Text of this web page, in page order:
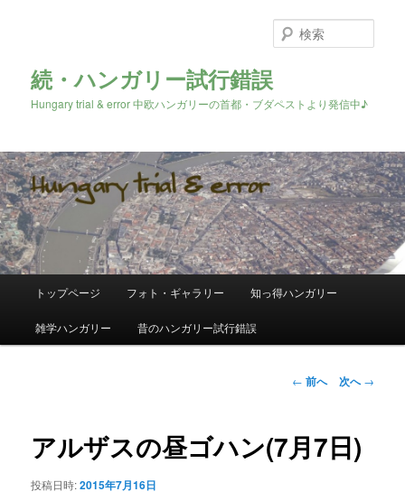
続・ハンガリー試行錯誤
Hungary trial & error 中欧ハンガリーの首都・ブダペストより発信中♪
索
メ
メ
イ
ン
テ
トップページ フォト・ギャラリー 知っ得ハンガリー
雑学ハンガリー 昔のハンガリー試行錯誤
投
ビ
ゲ
← 前へ 次へ→
アルザスの昼ゴハン(7月7日)
投稿日時:2015年7月16日